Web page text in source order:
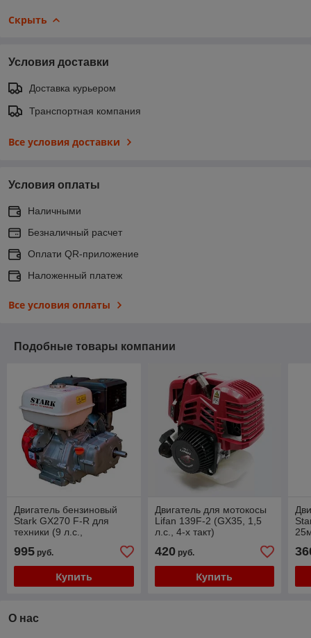
Скрыть
Условия доставки
Доставка курьером
Транспортная компания
Все условия доставки
Условия оплаты
Наличными
Безналичный расчет
Оплати QR-приложение
Наложенный платеж
Все условия оплаты
Подобные товары компании
Двигатель бензиновый
Stark GX270 F-R для
техники (9 л.с.,
2:1)
995 руб.
Купить
Двигатель для мотокосы
Lifan 139F-2 (GX35, 1,5
л.с., 4-х такт)
420руб.
Купить
О нас